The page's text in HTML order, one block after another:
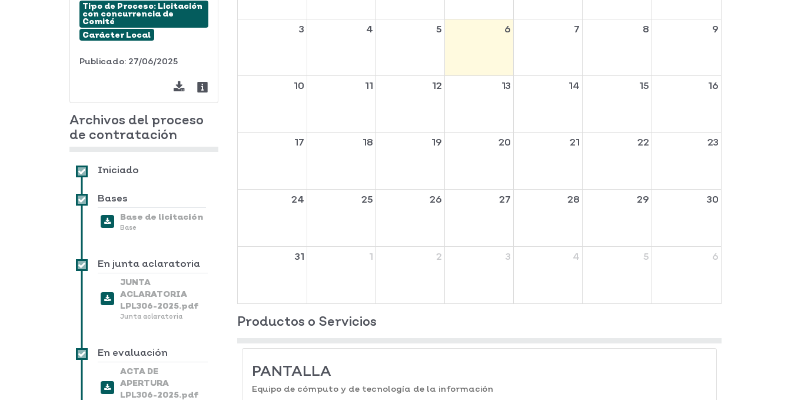
Tipo de Proceso: Licitación
con concurrencia de
Comité
Carácter Local
Publicado: 27/06/2025
Archivos del proceso
de contratación
Iniciado
Bases
Base de licitación
Base
En junta aclaratoria
JUNTA
ACLARATORIA
LPL306-2025.pdf
Junta aclaratoria
En evaluación
ACTA DE
APERTURA
LPL306-2025.pdf
3 4 5 6 7 8 9
10 11 12 13 14 15 16
17 18 19 20 21 22 23
24 25 26 27 28 29 30
31 1 2 3 4 5 6
Productos o Servicios
PANTALLA
Equipo de cómputo y de tecnología de la información